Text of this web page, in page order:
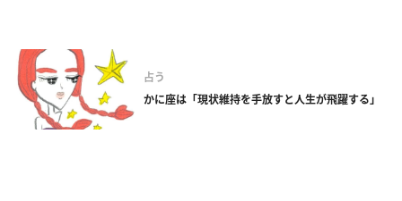
占う
かに座は「現状維持を手放すと人生が飛躍する」